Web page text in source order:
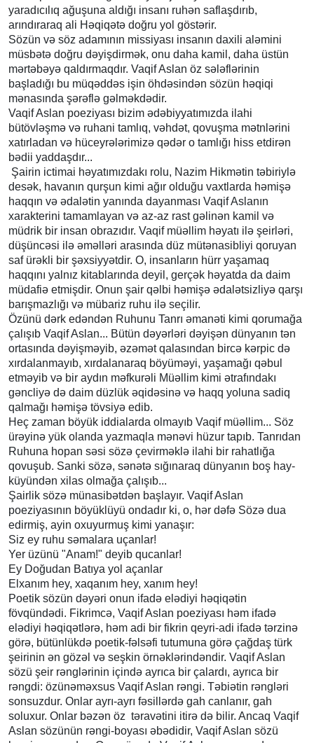
yaradıcılıq ağuşuna aldığı insanı ruhən saflaşdırıb,
arındıraraq ali Həqiqətə doğru yol göstərir.
Sözün və söz adamının missiyası insanın daxili aləmini
müsbətə doğru dəyişdirmək, onu daha kamil, daha üstün
mərtəbəyə qaldırmaqdır. Vaqif Aslan öz sələflərinin
başladığı bu müqəddəs işin öhdəsindən sözün həqiqi
mənasında şərəflə gəlməkdədir.
Vaqif Aslan poeziyası bizim ədəbiyyatımızda ilahi
bütövləşmə və ruhani tamlıq, vəhdət, qovuşma mətnlərini
xatırladan və hüceyrələrimizə qədər o tamlığı hiss etdirən
bədii yaddaşdır...
Şairin ictimai həyatımızdakı rolu, Nazim Hikmətin təbiriylə
desək, havanın qurşun kimi ağır olduğu vaxtlarda həmişə
haqqın və ədalətin yanında dayanması Vaqif Aslanın
xarakterini tamamlayan və az-az rast gəlinən kamil və
müdrik bir insan obrazıdır. Vaqif müəllim həyatı ilə şeirləri,
düşüncəsi ilə əməlləri arasında düz mütənasibliyi qoruyan
saf ürəkli bir şəxsiyyətdir. O, insanların hürr yaşamaq
haqqını yalnız kitablarında deyil, gerçək həyatda da daim
müdafiə etmişdir. Onun şair qəlbi həmişə ədalətsizliyə qarşı
barışmazlığı və mübariz ruhu ilə seçilir.
Özünü dərk edəndən Ruhunu Tanrı əmanəti kimi qorumağa
çalışıb Vaqif Aslan... Bütün dəyərləri dəyişən dünyanın tən
ortasında dəyişməyib, əzəmət qalasından bircə kərpic də
xırdalanmayıb, xırdalanaraq böyüməyi, yaşamağı qəbul
etməyib və bir aydın məfkurəli Müəllim kimi ətrafındakı
gəncliyə də daim düzlük əqidəsinə və haqq yoluna sadiq
qalmağı həmişə tövsiyə edib.
Heç zaman böyük iddialarda olmayıb Vaqif müəllim... Söz
ürəyinə yük olanda yazmaqla mənəvi hüzur tapıb. Tanrıdan
Ruhuna hopan səsi sözə çevirməklə ilahi bir rahatlığa
qovuşub. Sanki sözə, sənətə sığınaraq dünyanın boş hay-
küyündən xilas olmağa çalışıb...
Şairlik sözə münasibətdən başlayır. Vaqif Aslan
poeziyasının böyüklüyü ondadır ki, o, hər dəfə Sözə dua
edirmiş, ayin oxuyurmuş kimi yanaşır:
Siz ey ruhu səmalara uçanlar!
Yer üzünü "Anam!" deyib qucanlar!
Ey Doğudan Batıya yol açanlar
Elxanım hey, xaqanım hey, xanım hey!
Poetik sözün dəyəri onun ifadə elədiyi həqiqətin
fövqündədi. Fikrimcə, Vaqif Aslan poeziyası həm ifadə
elədiyi həqiqətlərə, həm adi bir fikrin qeyri-adi ifadə tərzinə
görə, bütünlükdə poetik-fəlsəfi tutumuna görə çağdaş türk
şeirinin ən gözəl və seşkin örnəklərindəndir. Vaqif Aslan
sözü şeir rənglərinin içində ayrıca bir çalardı, ayrıca bir
rəngdi: özünəməxsus Vaqif Aslan rəngi. Təbiətin rəngləri
sonsuzdur. Onlar ayrı-ayrı fəsillərdə gah canlanır, gah
soluxur. Onlar bəzən öz təravətini itirə də bilir. Ancaq Vaqif
Aslan sözünün rəngi-boyası əbədidir, Vaqif Aslan sözü